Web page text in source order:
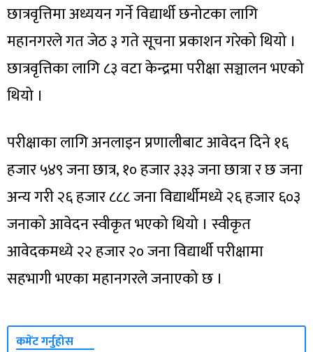
छात्रवृत्तिमा अध्ययन गर्ने विद्यार्थी छनोटका लागि
महानगरले गत जेठ ३ गते सूचना प्रकाशन गरेको थियो ।
छात्रवृत्तिका लागि ८३ वटा केन्द्रमा परीक्षा सञ्चालन भएको
थियो ।
परीक्षाका लागि अनलाइन प्रणालीबाट आवेदन दिने १६
हजार ५४९ जना छात्र, १० हजार ३३३ जना छात्रा र छ जना
अन्य गरी २६ हजार ८८८ जना विद्यार्थीमध्ये २६ हजार ६०३
जनाको आवेदन स्वीकृत भएको थियो । स्वीकृत
आवेदकमध्ये २२ हजार २० जना विद्यार्थी परीक्षामा
सहभागी भएका महानगरले जनाएको छ ।
कमेंट गर्नुहोस